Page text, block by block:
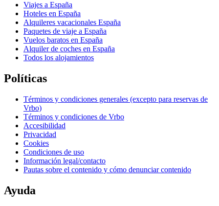
Viajes a España
Hoteles en España
Alquileres vacacionales España
Paquetes de viaje a España
Vuelos baratos en España
Alquiler de coches en España
Todos los alojamientos
Políticas
Términos y condiciones generales (excepto para reservas de
Vrbo)
Términos y condiciones de Vrbo
Accesibilidad
Privacidad
Cookies
Condiciones de uso
Información legal/contacto
Pautas sobre el contenido y cómo denunciar contenido
Ayuda